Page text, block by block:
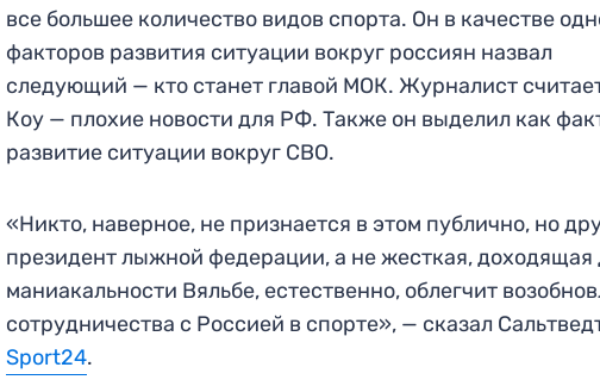
все большее количество видов спорта. Он в качестве
факторов развития ситуации вокруг россиян назвал
следующий — кто станет главой МОК. Журналист
Коу — плохие новости для РФ. Также он выделил как
развитие ситуации вокруг СВО.
«Никто, наверное, не признается в этом публично, но
президент лыжной федерации, а не жесткая, доходящая
маниакальности Вяльбе, естественно, облегчит
сотрудничества с Россией в спорте», — сказал
Sport24.